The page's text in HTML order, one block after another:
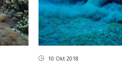
10 Okt 2018